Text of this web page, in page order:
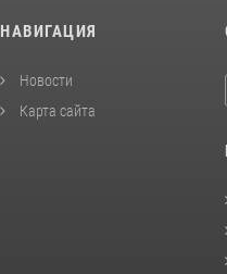
НАВИГАЦИЯ
Новости
Карта сайта